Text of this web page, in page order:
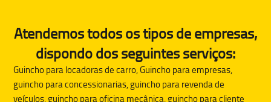
Atendemos todos os tipos de empresas,
dispondo dos seguintes serviços:
Guincho para locadoras de carro, Guincho para empresas,
guincho para concessionarias, guincho para revenda de
veículos, guincho para oficina mecânica, guincho para cliente